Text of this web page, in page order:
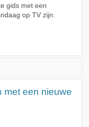
gids met een
op TV zijn.
met een nieuwe